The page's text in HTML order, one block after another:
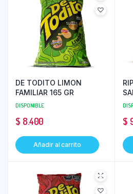
DE TODITO LIMON
FAMILIAR 165 GR
DISPONIBLE
$ 8.400
Añadir al carrito
$